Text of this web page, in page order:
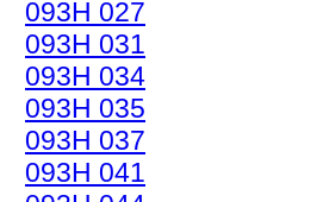
093H 027
093H 031
093H 034
093H 035
093H 037
093H 041